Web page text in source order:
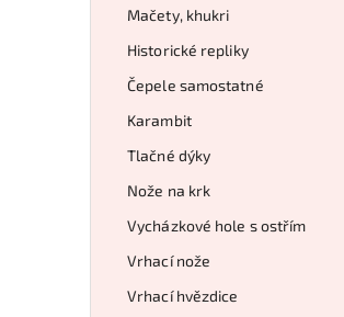
Mačety, khukri
Historické repliky
Čepele samostatné
Karambit
Tlačné dýky
Nože na krk
Vycházkové hole s ostřím
Vrhací nože
Vrhací hvězdice